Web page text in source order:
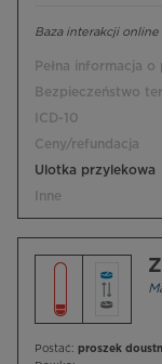
Baza interakcji online
Pełna informacja o
Bezpieczeństwo
ICD-10
Ceny/refundacja
Ulotka przylekowa
Inne
Postać: proszek